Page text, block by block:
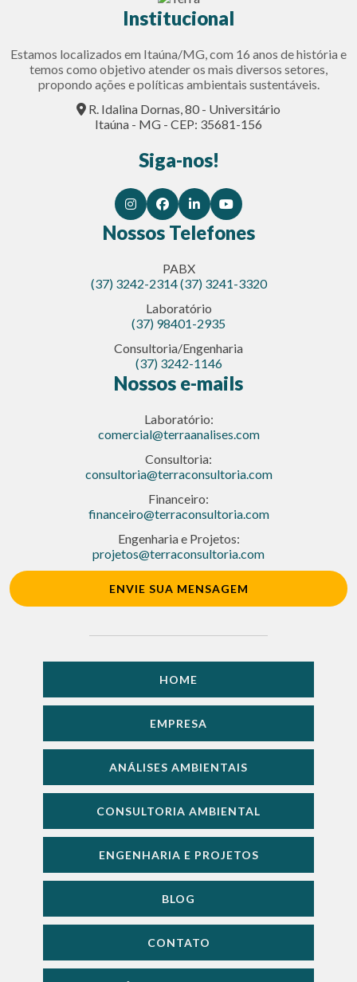
Institucional
Estamos localizados em Itaúna/MG, com 16 anos de história e
temos como objetivo atender os mais diversos setores,
propondo ações e políticas ambientais sustentáveis.
R. Idalina Dornas, 80 - Universitário
Itaúna - MG - CEP: 35681-156
Siga-nos!
Nossos Telefones
PABX
(37) 3242-2314(37) 3241-3320
Laboratório
(37) 98401-2935
Consultoria/Engenharia
(37) 3242-1146
Nossos e-mails
Laboratório:
comercial@terraanalises.com
Consultoria:
consultoria@terraconsultoria.com
Financeiro:
financeiro@terraconsultoria.com
Engenharia e Projetos:
projetos@terraconsultoria.com
ENVIE SUA MENSAGEM
HOME
EMPRESA
ANÁLISES AMBIENTAIS
CONSULTORIA AMBIENTAL
ENGENHARIA E PROJETOS
BLOG
CONTATO